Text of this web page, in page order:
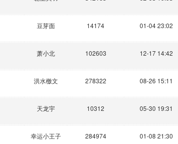
豆芽面 14174 01-04 23:02
萧小北 102603 12-17 14:42
洪水檄文 278322 08-26 15:11
天龙宇 10312 05-30 19:31
幸运小王子 284974 01-08 21:30